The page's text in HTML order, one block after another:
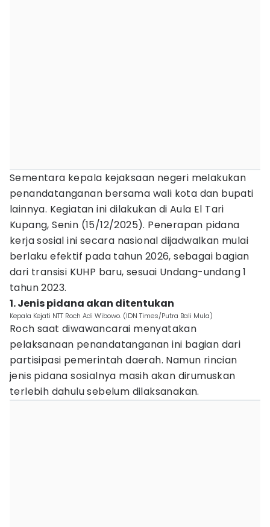
Sementara kepala kejaksaan negeri melakukan
penandatanganan bersama wali kota dan bupati
lainnya. Kegiatan ini dilakukan di Aula El Tari
Kupang, Senin (15/12/2025). Penerapan pidana
kerja sosial ini secara nasional dijadwalkan mulai
berlaku efektif pada tahun 2026, sebagai bagian
dari transisi KUHP baru, sesuai Undang-undang 1
tahun 2023.
1. Jenis pidana akan ditentukan
Kepala Kejati NTT Roch Adi Wibowo. (IDN Times/Putra Bali Mula)
Roch saat diwawancarai menyatakan
pelaksanaan penandatanganan ini bagian dari
partisipasi pemerintah daerah. Namun rincian
jenis pidana sosialnya masih akan dirumuskan
terlebih dahulu sebelum dilaksanakan.